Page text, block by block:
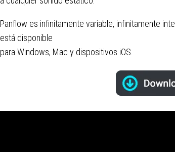
Panflow es infinitamente variable, infinitamente
está disponible
para Windows, Mac y dispositivos iOS.